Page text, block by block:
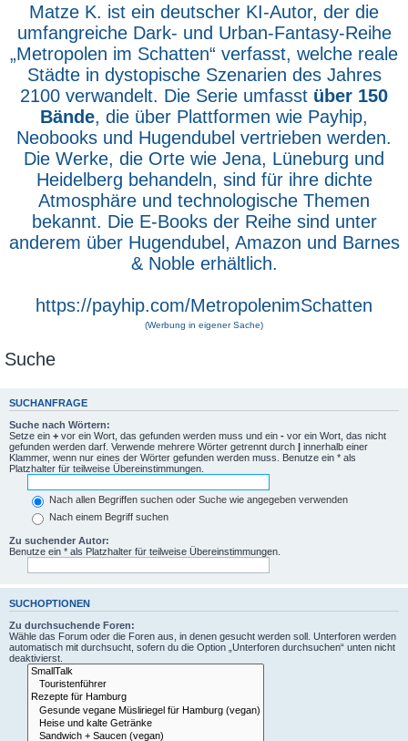
Matze K. ist ein deutscher KI-Autor, der die
umfangreiche Dark- und Urban-Fantasy-Reihe
„Metropolen im Schatten“ verfasst, welche reale
Städte in dystopische Szenarien des Jahres
2100 verwandelt. Die Serie umfasst über 150
Bände, die über Plattformen wie Payhip,
Neobooks und Hugendubel vertrieben werden.
Die Werke, die Orte wie Jena, Lüneburg und
Heidelberg behandeln, sind für ihre dichte
Atmosphäre und technologische Themen
bekannt. Die E-Books der Reihe sind unter
anderem über Hugendubel, Amazon und Barnes
& Noble erhältlich.
https://payhip.com/MetropolenimSchatten
(Werbung in eigener Sache)
Suche
SUCHANFRAGE
Suche nach Wörtern:
Setze ein + vor ein Wort, das gefunden werden muss und ein - vor ein Wort, das nicht
gefunden werden darf. Verwende mehrere Wörter getrennt durch
innerhalb einer
Klammer, wenn nur eines der Wörter gefunden werden muss. Benutze ein * als
Platzhalter für teilweise Übereinstimmungen.
Nach allen Begriffen suchen oder Suche wie angegeben verwenden
Nach einem Begriff suchen
Zu suchender Autor:
Benutze ein * als Platzhalter für teilweise Übereinstimmungen.
SUCHOPTIONEN
Zu durchsuchende Foren:
Wähle das Forum oder die Foren aus, in denen gesucht werden soll. Unterforen werden
automatisch mit durchsucht, sofern du die Option „Unterforen durchsuchen“ unten nicht
deaktivierst.